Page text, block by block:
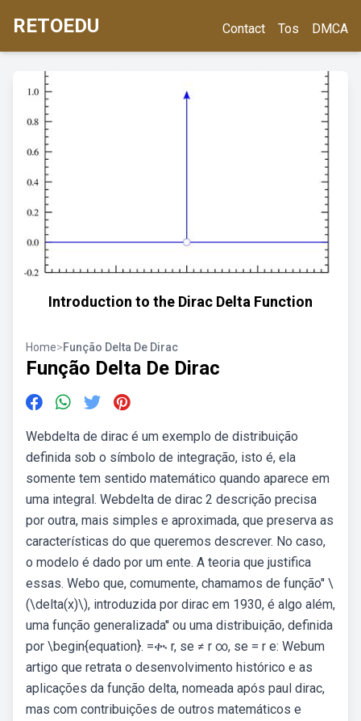
RETOEDU Contact Tos DMCA
Introduction to the Dirac Delta Function
Home>Função Delta De Dirac
Função Delta De Dirac
Webdelta de dirac é um exemplo de distribuição
definida sob o símbolo de integração, isto é, ela
somente tem sentido matemático quando aparece em
uma integral. Webdelta de dirac 2 descrição precisa
por outra, mais simples e aproximada, que preserva as
características do que queremos descrever. No caso,
o modelo é dado por um ente. A teoria que justifica
essas. Webo que, comumente, chamamos de função'' \
(\delta(x)\), introduzida por dirac em 1930, é algo além,
uma função generalizada'' ou uma distribuição, definida
por \begin{equation}. =ቊ r, se ≠ r ∞, se = r e: Webum
artigo que retrata o desenvolvimento histórico e as
aplicações da função delta, nomeada após paul dirac,
mas com contribuições de outros matemáticos e